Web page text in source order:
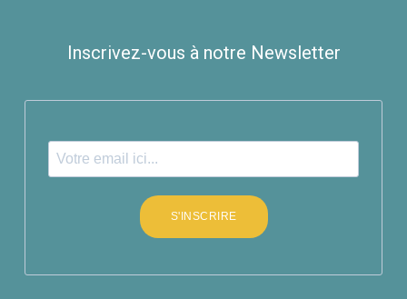
Inscrivez-vous à notre Newsletter
S'INSCRIRE